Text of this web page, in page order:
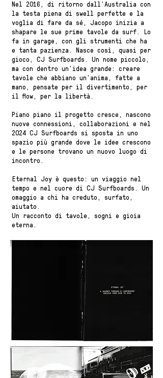
Nel 2016, di ritorno dall’Australia con
la testa piena di swell perfette e la
voglia di fare da sé, Jacopo inizia a
shapare le sue prime tavole da surf. Lo
fa in garage, con gli strumenti che ha
e tanta pazienza. Nasce così, quasi per
gioco, CJ Surfboards. Un nome piccolo,
ma con dentro un’idea grande: creare
tavole che abbiano un’anima, fatte a
mano, pensate per il divertimento, per
il flow, per la libertà.
Piano piano il progetto cresce, nascono
nuove connessioni, collaborazioni e nel
2024 CJ Surfboards si sposta in uno
spazio più grande dove le idee crescono
e le persone trovano un nuovo luogo di
incontro.
Eternal Joy è questo: un viaggio nel
tempo e nel cuore di CJ Surfboards. Un
omaggio a chi ha creduto, surfato,
aiutato.
Un racconto di tavole, sogni e gioia
eterna.